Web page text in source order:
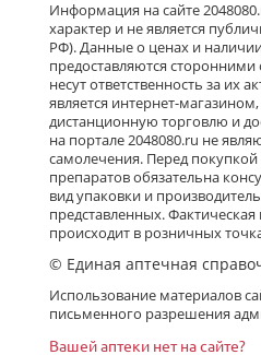
Информация на сайте
характер и не является
РФ). Данные о ценах и
предоставляются
несут ответственность за их
является интернет-
дистанционную торговлю и
на портале 2048080.ru не
самолечения. Перед
препаратов обязательна
вид упаковки и
представленных.
происходит в розничных
© Единая аптечная
Использование материалов
письменного разрешения
Вашей аптеки нет на сайте?